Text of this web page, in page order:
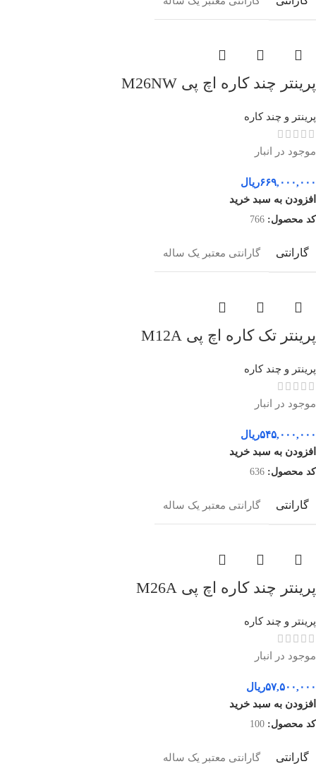
پرینتر چند کاره اچ پی M26NW
پرینتر و چند کاره
موجود در انبار
۶۶۹,۰۰۰,۰۰۰ریال
افزودن به سبد خرید
کد محصول: 766
گارانتی گارانتی معتبر یک ساله
پرینتر تک کاره اچ پی M12A
پرینتر و چند کاره
موجود در انبار
۵۴۵,۰۰۰,۰۰۰ریال
افزودن به سبد خرید
کد محصول: 636
گارانتی گارانتی معتبر یک ساله
پرینتر چند کاره اچ پی M26A
پرینتر و چند کاره
موجود در انبار
۵۷,۵۰۰,۰۰۰ریال
افزودن به سبد خرید
کد محصول: 100
گارانتی گارانتی معتبر یک ساله